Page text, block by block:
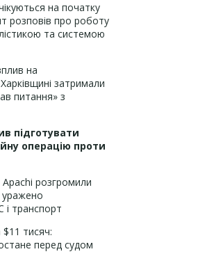
на початку
розповів про роботу
та системою
на
затримали
питання» з
підготувати
операцію проти
розгромили
уражено
і транспорт
$11 тисяч:
перед судом